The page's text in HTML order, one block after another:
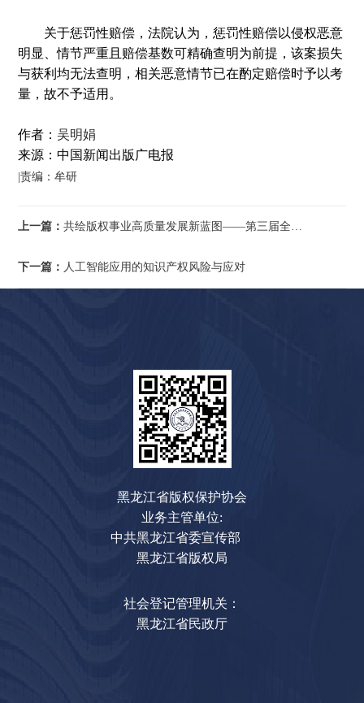
关于惩罚性赔偿，法院认为，惩罚性赔偿以侵权恶意
明显、情节严重且赔偿基数可精确查明为前提，该案损失
与获利均无法查明，相关恶意情节已在酌定赔偿时予以考
量，故不予适用。
作者：吴明娟
来源：中国新闻出版广电报
|责编：牟研
上一篇：共绘版权事业高质量发展新蓝图——第三届全国版权协会联席会议在沪举办
下一篇： 人工智能应用的知识产权风险与应对
黑龙江省版权保护协会
业务主管单位:
中共黑龙江省委宣传部
黑龙江省版权局
社会登记管理机关：
黑龙江省民政厅